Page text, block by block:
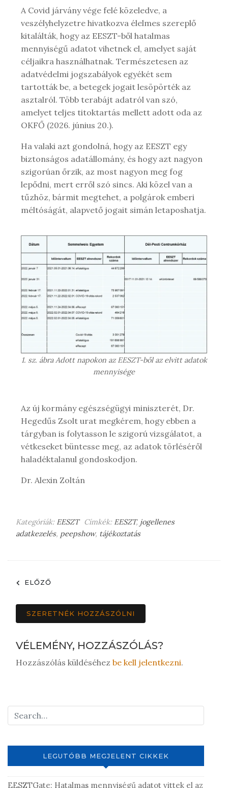
A Covid járvány vége felé közeledve, a
veszélyhelyzetre hivatkozva élelmes szereplő
kitalálták, hogy az EESZT-ből hatalmas
mennyiségű adatot vihetnek el, amelyet saját
céljaikra használhatnak. Természetesen az
adatvédelmi jogszabályok egyékét sem
tartották be, a betegek jogait lesöpörték az
asztalról. Több terabájt adatról van szó,
amelyet teljes titoktartás mellett adott oda az
OKFŐ (2026. június 20.).
Ha valaki azt gondolná, hogy az EESZT egy
biztonságos adatállomány, és hogy azt nagyon
szigorúan őrzik, az most nagyon meg fog
lepődni, mert erről szó sincs. Aki közel van a
tűzhöz, bármit megtehet, a polgárok emberi
méltóságát, alapvető jogait simán letaposhatja.
1. sz. ábra Adott napokon az EESZT-ből az elvitt adatok
mennyisége
Az új kormány egészségügyi miniszterét, Dr.
Hegedűs Zsolt urat megkérem, hogy ebben a
tárgyban is folytasson le szigorú vizsgálatot, a
vétkeseket büntesse meg, az adatok törléséről
haladéktalanul gondoskodjon.
Dr. Alexin Zoltán
Kategóriák: EESZT Címkék: EESZT, jogellenes
adatkezelés, peepshow, tájékoztatás
ELŐZŐ
SZERETNÉK HOZZÁSZÓLNI
VÉLEMÉNY, HOZZÁSZÓLÁS?
Hozzászólás küldéséhez be kell jelentkezni.
LEGUTÓBB MEGJELENT CIKKEK
EESZTGate: Hatalmas mennyiségű adatot vittek el az